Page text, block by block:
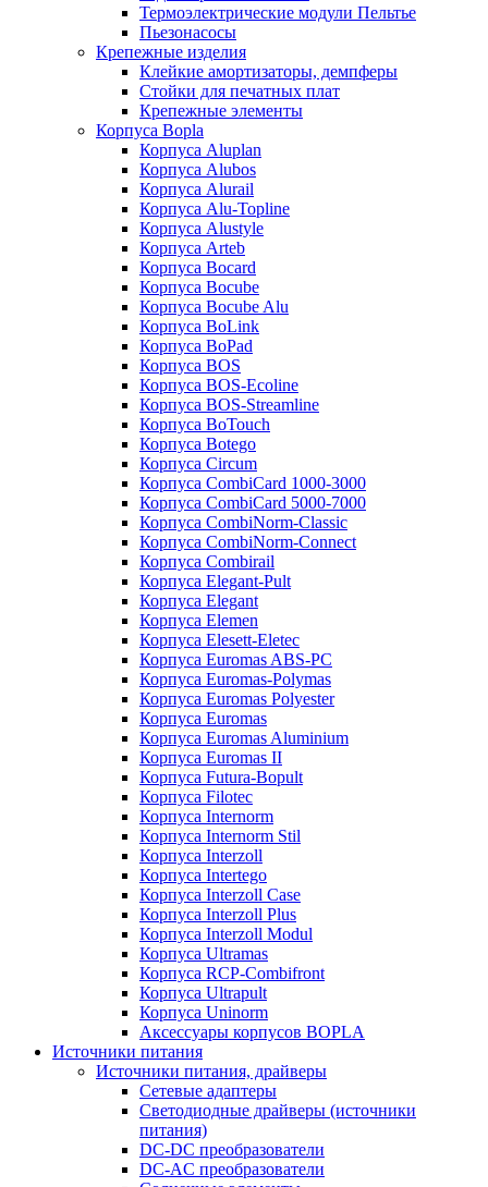
Термоэлектрические модули Пельтье
Пьезонасосы
Крепежные изделия
Клейкие амортизаторы, демпферы
Стойки для печатных плат
Крепежные элементы
Корпуса Bopla
Корпуса Aluplan
Корпуса Alubos
Корпуса Alurail
Корпуса Alu-Topline
Корпуса Alustyle
Корпуса Arteb
Корпуса Bocard
Корпуса Bocube
Корпуса Bocube Alu
Корпуса BoLink
Корпуса BoPad
Корпуса BOS
Корпуса BOS-Ecoline
Корпуса BOS-Streamline
Корпуса BoTouch
Корпуса Botego
Корпуса Circum
Корпуса CombiCard 1000-3000
Корпуса CombiCard 5000-7000
Корпуса CombiNorm-Classic
Корпуса CombiNorm-Connect
Корпуса Combirail
Корпуса Elegant-Pult
Корпуса Elegant
Корпуса Elemen
Корпуса Elesett-Eletec
Корпуса Euromas ABS-PC
Корпуса Euromas-Polymas
Корпуса Euromas Polyester
Корпуса Euromas
Корпуса Euromas Aluminium
Корпуса Euromas II
Корпуса Futura-Bopult
Корпуса Filotec
Корпуса Internorm
Корпуса Internorm Stil
Корпуса Interzoll
Корпуса Intertego
Корпуса Interzoll Case
Корпуса Interzoll Plus
Корпуса Interzoll Modul
Корпуса Ultramas
Корпуса RCP-Combifront
Корпуса Ultrapult
Корпуса Uninorm
Аксессуары корпусов BOPLA
Источники питания
Источники питания, драйверы
Сетевые адаптеры
Светодиодные драйверы (источники
питания)
DC-DC преобразователи
DC-AC преобразователи